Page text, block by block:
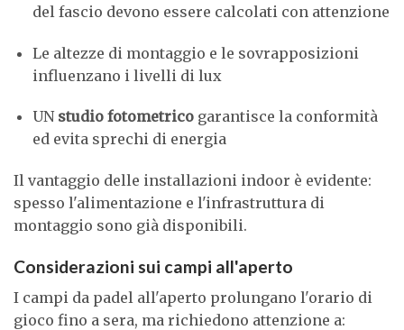
del fascio devono essere calcolati con attenzione
Le altezze di montaggio e le sovrapposizioni
influenzano i livelli di lux
UN studio fotometricogarantisce la conformità
ed evita sprechi di energia
Il vantaggio delle installazioni indoor è evidente:
spesso l'alimentazione e l'infrastruttura di
montaggio sono già disponibili.
Considerazioni sui campi all'aperto
I campi da padel all'aperto prolungano l'orario di
gioco fino a sera, ma richiedono attenzione a: